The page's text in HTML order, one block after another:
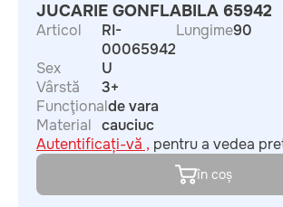
JUCARIE GONFLABILA 65942
Articol
RI-
00065942
Sex
U
Vârstă
3+
Funcţionalde vara
Material cauciuc
Lungime90
Autentificați-vă , pentru a vedea
în coș